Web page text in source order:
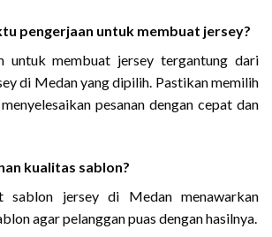
pengerjaan untuk membuat jersey?
untuk membuat jersey tergantung dari
di Medan yang dipilih. Pastikan memilih
pesanan dengan cepat dan
kualitas sablon?
sablon jersey di Medan menawarkan
agar pelanggan puas dengan hasilnya.